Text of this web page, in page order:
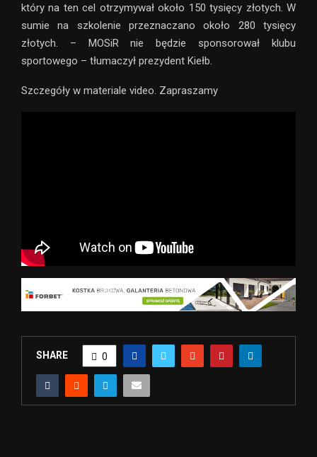
który na ten cel otrzymywał około 150 tysięcy złotych. W
sumie na szkolenie przeznaczano około 280 tysięcy
złotych. – MOSiR nie będzie sponsorował klubu
sportowego – tłumaczył prezydent Kiełb.
Szczegóły w materiale video. Zapraszamy
SHARE 0